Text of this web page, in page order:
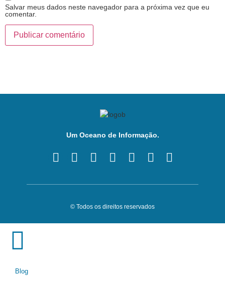
Salvar meus dados neste navegador para a próxima vez que eu
comentar.
Um Oceano de Informação.
© Todos os direitos reservados
Blog